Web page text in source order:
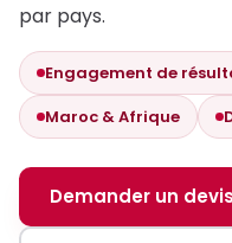
par pays.
Engagement de
Maroc & Afrique
Demander un devis